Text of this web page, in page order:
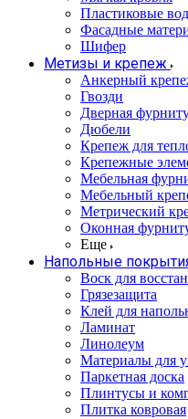
Пластиковые
Фасадные
Шифер
Метизы и крепеж
Анкерный
Гвозди
Дверная
Дюбели
Крепеж для
Крепежные
Мебельная
Мебельный
Метрический
Оконная
Еще
Напольные
Воск для
Грязезащита
Клей для
Ламинат
Линолеум
Материалы для
Паркетная доска
Плинтусы и
Плитка ковровая